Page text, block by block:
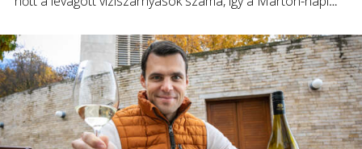
lesz a libacomb – írta közleményében a Nemzeti
Agrárgazdasági Kamara (NAK).